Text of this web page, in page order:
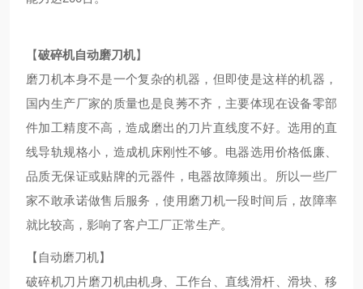
【破碎机自动磨刀机】
磨刀机本身不是一个复杂的机器，但即使是这样的机器，
国内生产厂家的质量也是良莠不齐，主要体现在设备零部
件加工精度不高，造成磨出的刀片直线度不好。选用的直
线导轨规格小，造成机床刚性不够。电器选用价格低廉、
品质无保证或贴牌的元器件，电器故障频出。所以一些厂
家不敢承诺做售后服务，使用磨刀机一段时间后，故障率
就比较高，影响了客户工厂正常生产。
【自动磨刀机】
破碎机刀片磨刀机由机身、工作台、直线滑杆、滑块、移